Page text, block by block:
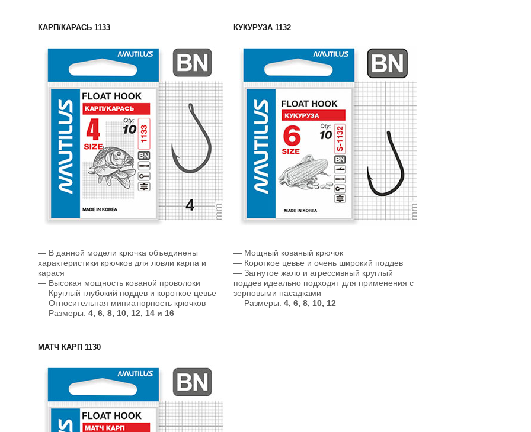
КАРП/КАРАСЬ 1133
— В данной модели крючка объединены
характеристики крючков для ловли карпа и
карася
— Высокая мощность кованой проволоки
— Круглый глубокий поддев и короткое цевье
— Относительная миниатюрность крючков
— Размеры: 4, 6, 8, 10, 12, 14 и 16
КУКУРУЗА 1132
— Мощный кованый крючок
— Короткое цевье и очень широкий поддев
— Загнутое жало и агрессивный круглый
поддев идеально подходят для применения с
зерновыми насадками
— Размеры: 4, 6, 8, 10, 12
МАТЧ КАРП 1130